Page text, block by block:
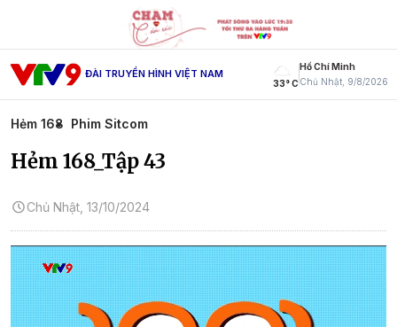
ĐÀI TRUYỀN HÌNH VIỆT NAM
33° C
Hồ Chí Minh
Chủ Nhật, 9/8/2026
Hẻm 168 Phim Sitcom
Hẻm 168_Tập 43
Chủ Nhật, 13/10/2024